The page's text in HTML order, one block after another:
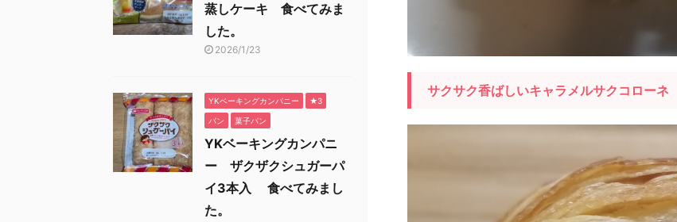
サクサク香ばしいキャラメルサクコローネ
蒸しケーキ 食べてみま
した。
2026/1/23
YKベーキングカンパニー ★3
パン 菓子パン
YKベーキングカンパニ
ー ザクザクシュガーパ
イ3本入 食べてみまし
た。